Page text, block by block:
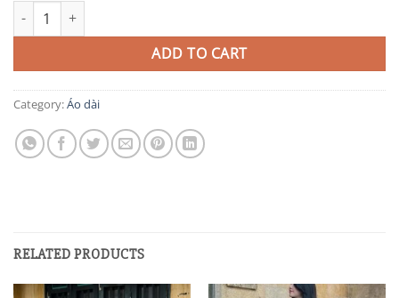
AD80 quantity
ADD TO CART
Category:Áo dài
RELATED PRODUCTS